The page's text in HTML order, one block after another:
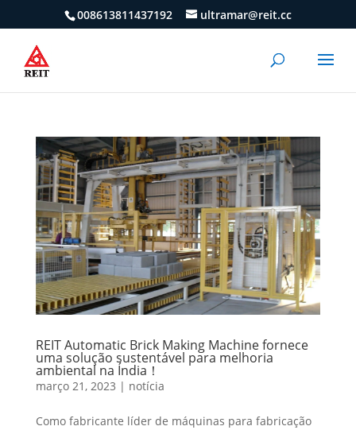
008613811437192 ultramar@reit.cc
REIT Automatic Brick Making Machine fornece
uma solução sustentável para melhoria
ambiental na Índia！
março 21, 2023 | notícia
Como fabricante líder de máquinas para fabricação